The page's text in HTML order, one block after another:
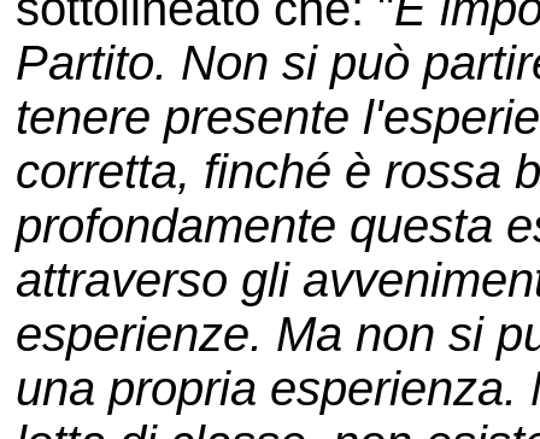
Partito. Non si può
tenere presente
corretta, finché è rossa
profondamente questa
attraverso gli
esperienze. Ma non si
una propria